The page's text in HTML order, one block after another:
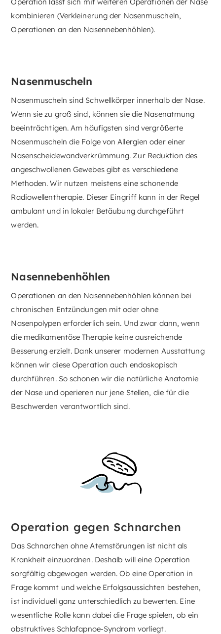
kombinieren (Verkleinerung der Nasenmuscheln,
Operationen an den Nasennebenhöhlen).
Nasenmuscheln
Nasenmuscheln sind Schwellkörper innerhalb der Nase.
Wenn sie zu groß sind, können sie die Nasenatmung
beeinträchtigen. Am häufigsten sind vergrößerte
Nasenmuscheln die Folge von Allergien oder einer
Nasenscheidewandverkrümmung. Zur Reduktion des
angeschwollenen Gewebes gibt es verschiedene
Methoden. Wir nutzen meistens eine schonende
Radiowellentherapie. Dieser Eingriff kann in der Regel
ambulant und in lokaler Betäubung durchgeführt
werden.
Nasennebenhöhlen
Operationen an den Nasennebenhöhlen können bei
chronischen Entzündungen mit oder ohne
Nasenpolypen erforderlich sein. Und zwar dann, wenn
die medikamentöse Therapie keine ausreichende
Besserung erzielt. Dank unserer modernen Ausstattung
können wir diese Operation auch endoskopisch
durchführen. So schonen wir die natürliche Anatomie
der Nase und operieren nur jene Stellen, die für die
Beschwerden verantwortlich sind.
Operation gegen Schnarchen
Das Schnarchen ohne Atemstörungen ist nicht als
Krankheit einzuordnen. Deshalb will eine Operation
sorgfältig abgewogen werden. Ob eine Operation in
Frage kommt und welche Erfolgsaussichten bestehen,
ist individuell ganz unterschiedlich zu bewerten. Eine
wesentliche Rolle kann dabei die Frage spielen, ob ein
obstruktives Schlafapnoe-Syndrom vorliegt.